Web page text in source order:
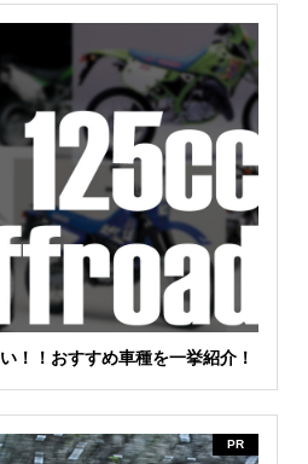
！！おすすめ車種を一挙紹介！
PR